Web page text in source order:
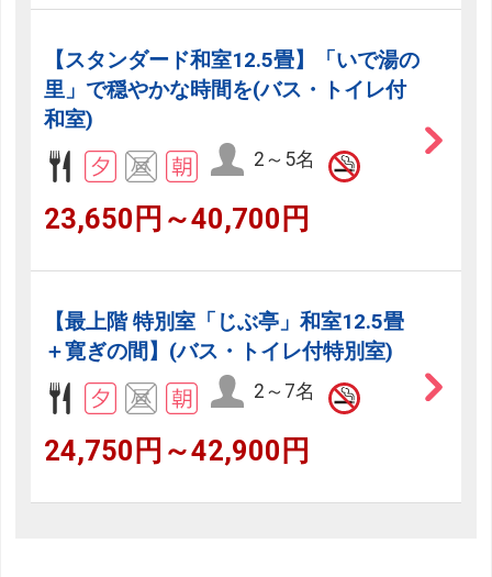
【スタンダード和室12.5畳】「いで湯の
里」で穏やかな時間を(バス・トイレ付
和室)
2～5名
23,650円～40,700円
【最上階 特別室「じぶ亭」和室12.5畳
＋寛ぎの間】(バス・トイレ付特別室)
2～7名
24,750円～42,900円